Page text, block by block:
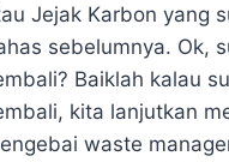
Jejak Karbon yang
sebelumnya. Ok,
Baiklah kalau
kita lanjutkan
waste